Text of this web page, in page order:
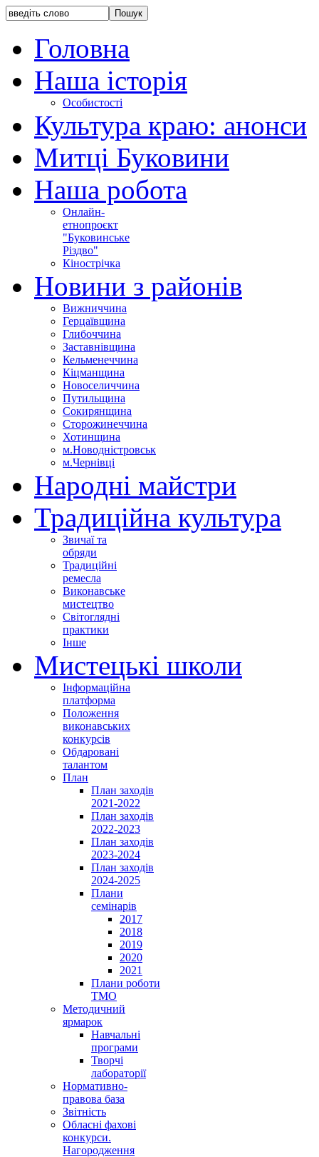
Головна
Наша історія
Особистості
Культура краю: анонси
Митці Буковини
Наша робота
Онлайн-
етнопроєкт
"Буковинське
Різдво"
Кінострічка
Новини з районів
Вижниччина
Герцаївщина
Глибоччина
Заставнівщина
Кельменеччина
Кіцманщина
Новоселиччина
Путильщина
Сокирянщина
Сторожинеччина
Хотинщина
м.Новодністровськ
м.Чернівці
Народні майстри
Традиційна культура
Звичаї та
обряди
Традиційні
ремесла
Виконавське
мистецтво
Світоглядні
практики
Інше
Мистецькі школи
Інформаційна
платформа
Положення
виконавських
конкурсів
Обдаровані
талантом
План
План заходів
2021-2022
План заходів
2022-2023
План заходів
2023-2024
План заходів
2024-2025
Плани
семінарів
2017
2018
2019
2020
2021
Плани роботи
ТМО
Методичний
ярмарок
Навчальні
програми
Творчі
лабораторії
Нормативно-
правова база
Звітність
Обласні фахові
конкурси.
Нагородження